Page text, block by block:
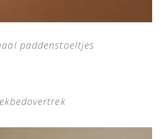
paddenstoeltjes